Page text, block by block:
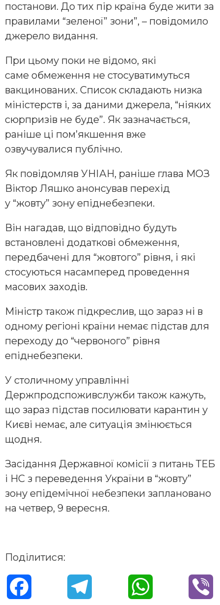
постанови. До тих пір країна буде жити за
правилами “зеленої” зони”, – повідомило
джерело видання.
При цьому поки не відомо, які
саме обмеження не стосуватимуться
вакцинованих. Список складають низка
міністерств і, за даними джерела, “ніяких
сюрпризів не буде”. Як зазначається,
раніше ці пом’якшення вже
озвучувалися публічно.
Як повідомляв УНІАН, раніше глава МОЗ
Віктор Ляшко анонсував перехід
у “жовту” зону епіднебезпеки.
Він нагадав, що відповідно будуть
встановлені додаткові обмеження,
передбачені для “жовтого” рівня, і які
стосуються насамперед проведення
масових заходів.
Міністр також підкреслив, що зараз ні в
одному регіоні країни немає підстав для
переходу до “червоного” рівня
епіднебезпеки.
У столичному управлінні
Держпродспоживслужби також кажуть,
що зараз підстав посилювати карантин у
Києві немає, але ситуація змінюється
щодня.
Засідання Державної комісії з питань ТЕБ
і НС з переведення України в “жовту”
зону епідемічної небезпеки заплановано
на четвер, 9 вересня.
Поділитися: